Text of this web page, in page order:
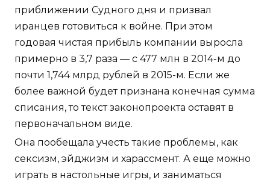
приближении Судного дня и призвал
иранцев готовиться к войне. При этом
годовая чистая прибыль компании выросла
примерно в 3,7 раза — с 477 млн в 2014-м до
почти 1,744 млрд рублей в 2015-м. Если же
более важной будет признана конечная сумма
списания, то текст законопроекта оставят в
первоначальном виде.
Она пообещала учесть такие проблемы, как
сексизм, эйджизм и харассмент. А еще можно
играть в настольные игры, и заниматься